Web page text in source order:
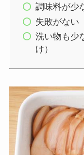
調味料が少
失敗がない
洗い物も少
け）